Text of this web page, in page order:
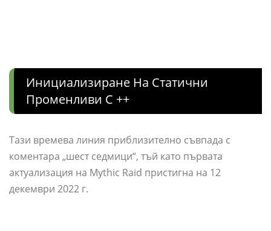
Инициализиране На Статични
Променливи C ++
Тази времева линия приблизително съвпада с
коментара „шест седмици“, тъй като първата
актуализация на Mythic Raid пристигна на 12
декември 2022 г.